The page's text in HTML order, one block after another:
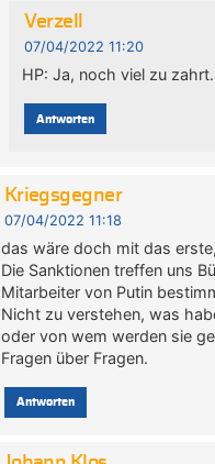
Verzell
07/04/2022 11:20
HP: Ja, noch viel zu zahrt.
Antworten
Kriegsgegner
07/04/2022 11:18
das wäre doch mit das
Die Sanktionen treffen uns
Mitarbeiter von Putin
Nicht zu verstehen, was
oder von wem werden sie
Fragen über Fragen.
Antworten